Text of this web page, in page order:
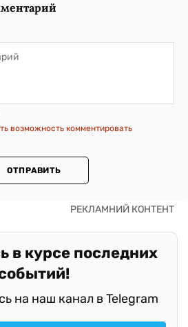
возможность комментировать
ОТПРАВИТЬ
в курсе последних
на наш канал в Telegram